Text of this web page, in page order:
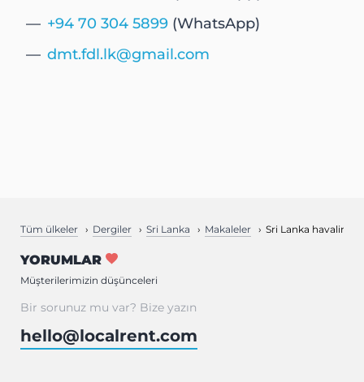
+94 70 304 5899 (WhatsApp)
dmt.fdl.lk@gmail.com
Tüm ülkeler Dergiler Sri Lanka Makaleler Sri Lanka
YORUMLAR
Müşterilerimizin düşünceleri
Bir sorunuz mu var? Bize yazın
hello@localrent.com